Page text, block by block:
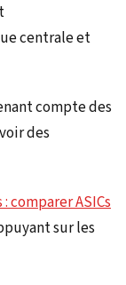
centrale et
compte des
des
comparer ASICs
sur les